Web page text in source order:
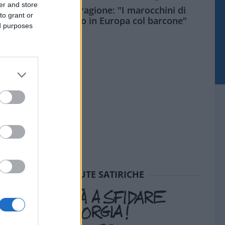
and store
grant or
purposes
Meloni aveva ragione: "I marocchini di
Ceuta sbarcano in Europa col barcone"
SEDUTE SATIRICHE